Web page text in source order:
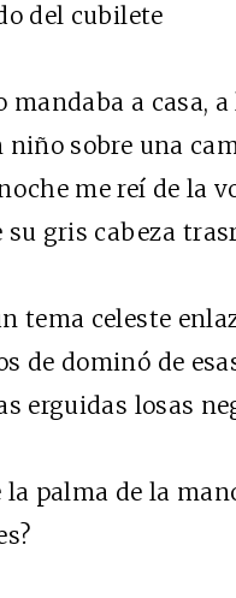
del cubilete
a casa, a
sobre una
me reí de la
gris cabeza
tema celeste
de dominó de
erguidas losas
palma de la